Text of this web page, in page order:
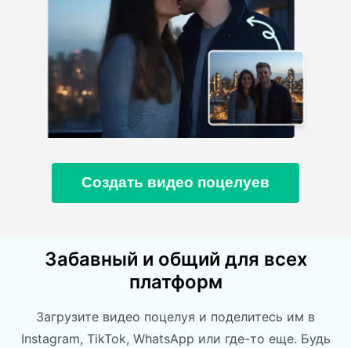
Создать видео поцелуев
Забавный и общий для всех
платформ
Загрузите видео поцелуя и поделитесь им в
Instagram, TikTok, WhatsApp или где-то еще. Будь